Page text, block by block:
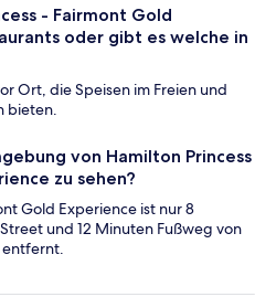
- Fairmont Gold
oder gibt es welche in
Ort, die Speisen im Freien und
bieten.
von Hamilton Princess
zu sehen?
Gold Experience ist nur 8
und 12 Minuten Fußweg von
entfernt.